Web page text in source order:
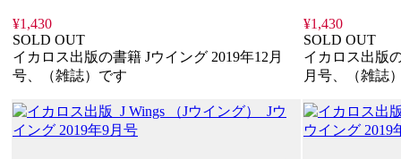
¥1,430
SOLD OUT
イカロス出版の書籍 Jウイング 2019年12月
号、（雑誌）です
¥1,430
SOLD OUT
イカロス出版
月号、（雑誌